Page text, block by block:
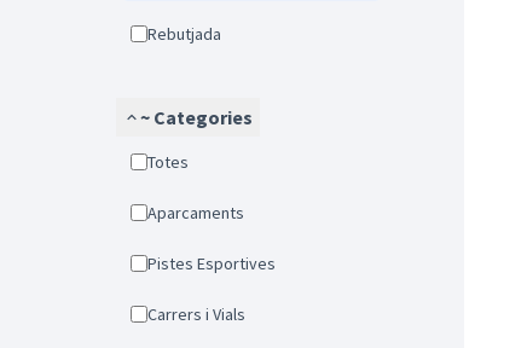
Rebutjada
~ Categories
Totes
Aparcaments
Pistes Esportives
Carrers i Vials